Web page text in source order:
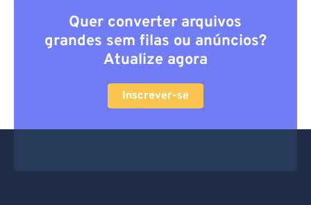
Quer converter arquivos
grandes sem filas ou anúncios?
Atualize agora
Inscrever-se